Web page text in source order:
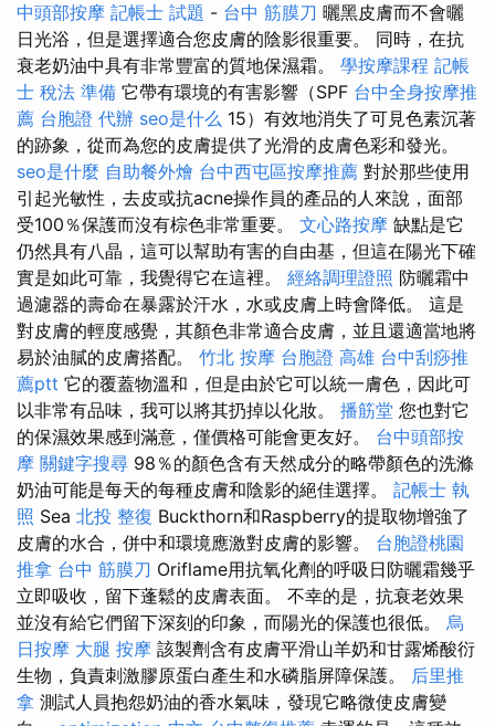
中頭部按摩 記帳士 試題 - 台中 筋膜刀 曬黑皮膚而不會曬
日光浴，但是選擇適合您皮膚的陰影很重要。 同時，在抗
衰老奶油中具有非常豐富的質地保濕霜。 學按摩課程 記帳
士 稅法 準備 它帶有環境的有害影響（SPF 台中全身按摩推
薦 台胞證 代辦 seo是什么 15）有效地消失了可見色素沉著
的跡象，從而為您的皮膚提供了光滑的皮膚色彩和發光。
seo是什麼 自助餐外燴 台中西屯區按摩推薦 對於那些使用
引起光敏性，去皮或抗acne操作員的產品的人來說，面部
受100％保護而沒有棕色非常重要。 文心路按摩 缺點是它
仍然具有八晶，這可以幫助有害的自由基，但這在陽光下確
實是如此可靠，我覺得它在這裡。 經絡調理證照 防曬霜中
過濾器的壽命在暴露於汗水，水或皮膚上時會降低。 這是
對皮膚的輕度感覺，其顏色非常適合皮膚，並且還適當地將
易於油膩的皮膚搭配。 竹北 按摩 台胞證 高雄 台中刮痧推
薦ptt 它的覆蓋物溫和，但是由於它可以統一膚色，因此可
以非常有品味，我可以將其扔掉以化妝。 播筋堂 您也對它
的保濕效果感到滿意，僅價格可能會更友好。 台中頭部按
摩 關鍵字搜尋 98％的顏色含有天然成分的略帶顏色的洗滌
奶油可能是每天的每種皮膚和陰影的絕佳選擇。 記帳士 執
照 Sea 北投 整復 Buckthorn和Raspberry的提取物增強了
皮膚的水合，併中和環境應激對皮膚的影響。 台胞證桃園
推拿 台中 筋膜刀 Oriflame用抗氧化劑的呼吸日防曬霜幾乎
立即吸收，留下蓬鬆的皮膚表面。 不幸的是，抗衰老效果
並沒有給它們留下深刻的印象，而陽光的保護也很低。 烏
日按摩 大腿 按摩 該製劑含有皮膚平滑山羊奶和甘露烯酸衍
生物，負責刺激膠原蛋白產生和水磷脂屏障保護。 后里推
拿 測試人員抱怨奶油的香水氣味，發現它略微使皮膚變